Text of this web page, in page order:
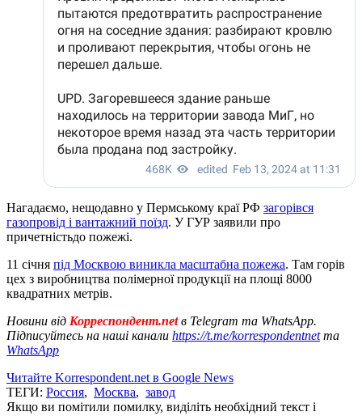
Нагадаємо, нещодавно у Пермському краї РФ загорівся
газопровід і вантажний поїзд. У ГУР заявили про
причетністьдо пожежі.
11 січня під Москвою виникла масштабна пожежа. Там горів
цех з виробництва полімерної продукції на площі 8000
квадратних метрів.
Новини від Корреспондент.netв Telegram та WhatsApp.
Підписуйтесь на наші канали https://t.me/korrespondentnetта
WhatsApp
Читайте Korrespondent.net в Google News
ТЕГИ: Россия, Москва, завод
Якщо ви помітили помилку, виділіть необхідний текст і